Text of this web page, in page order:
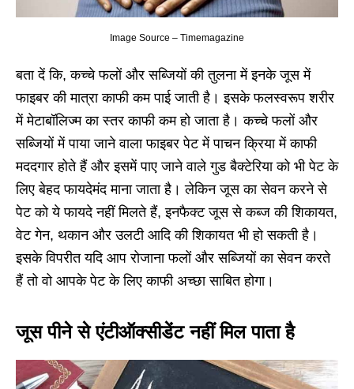
Image Source – Timemagazine
बता दें कि, कच्चे फलों और सब्जियों की तुलना में इनके जूस में
फाइबर की मात्रा काफी कम पाई जाती है। इसके फलस्वरूप शरीर
में मेटाबॉलिज्म का स्तर काफी कम हो जाता है। कच्चे फलों और
सब्जियों में पाया जाने वाला फाइबर पेट में पाचन क्रिया में काफी
मददगार होते हैं और इसमें पाए जाने वाले गुड बैक्टेरिया को भी पेट के
लिए बेहद फायदेमंद माना जाता है। लेकिन जूस का सेवन करने से
पेट को ये फायदे नहीं मिलते हैं, इनफैक्ट जूस से कब्ज की शिकायत,
वेट गेन, थकान और उलटी आदि की शिकायत भी हो सकती है।
इसके विपरीत यदि आप रोजाना फलों और सब्जियों का सेवन करते
हैं तो वो आपके पेट के लिए काफी अच्छा साबित होगा।
जूस पीने से एंटीऑक्सीडेंट नहीं मिल पाता है